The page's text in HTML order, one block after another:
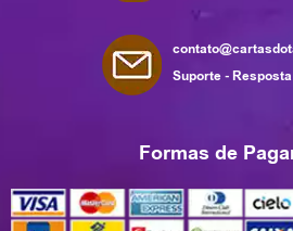
Suporte -
Formas de